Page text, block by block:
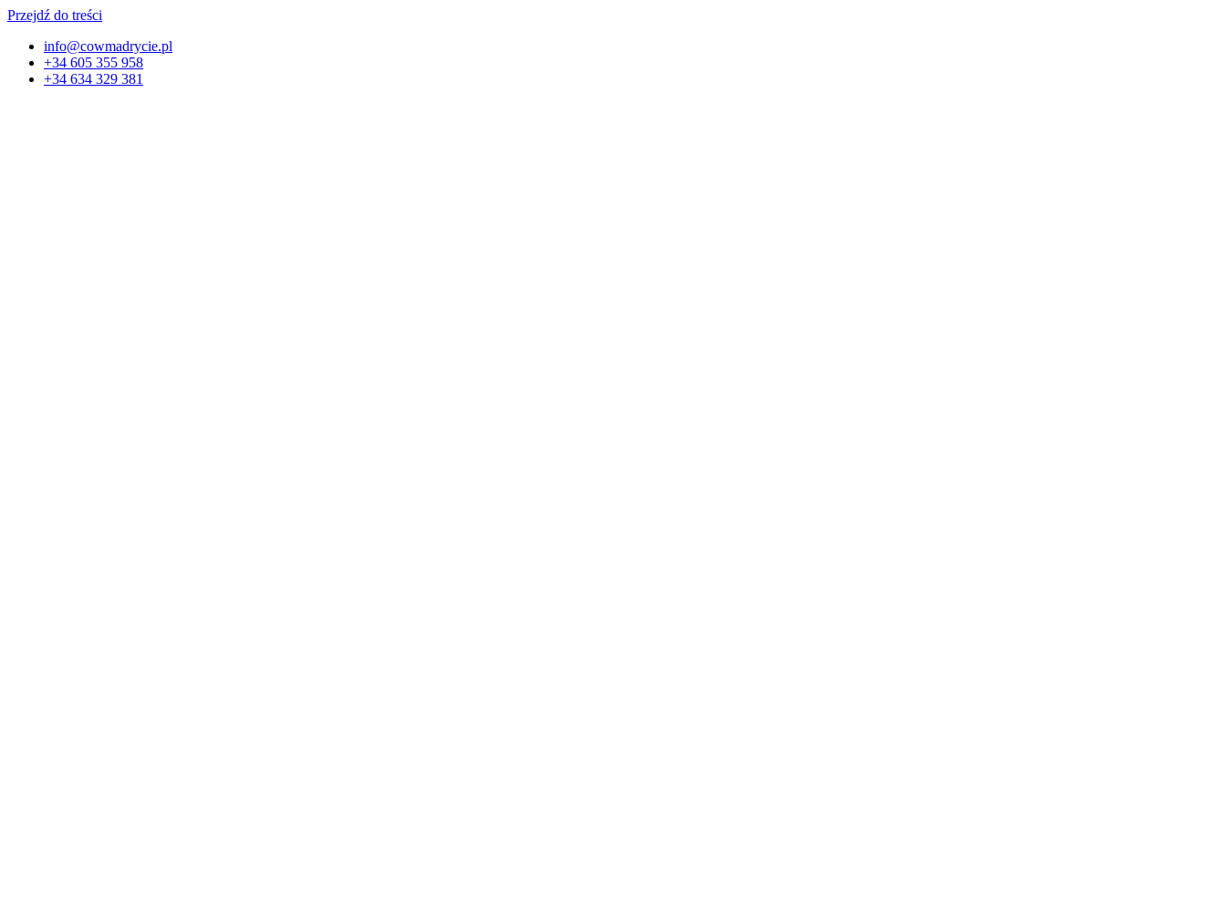
Przejdź do treści
info@cowmadrycie.pl
+34 605 355 958
+34 634 329 381​